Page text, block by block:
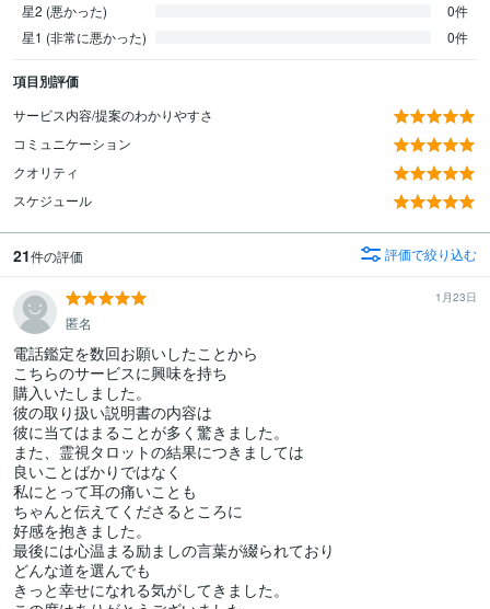
星2 (悪かった)
0件
星1 (非常に悪かった)
0件
項目別評価
サービス内容/提案のわかりやすさ
コミュニケーション
クオリティ
スケジュール
21件の評価 評価で絞り込む
1月23日
匿名
電話鑑定を数回お願いしたことから
こちらのサービスに興味を持ち
購入いたしました。
彼の取り扱い説明書の内容は
彼に当てはまることが多く驚きました。
また、霊視タロットの結果につきましては
良いことばかりではなく
私にとって耳の痛いことも
ちゃんと伝えてくださるところに
好感を抱きました。
最後には心温まる励ましの言葉が綴られており
どんな道を選んでも
きっと幸せになれる気がしてきました。